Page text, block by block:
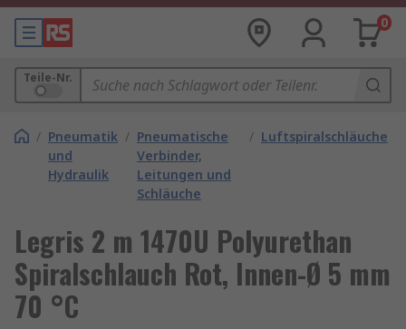
0
Teile-Nr.
/ Pneumatik
und
Hydraulik
/ Pneumatische
Verbinder,
Leitungen und
Schläuche
/ Luftspiralschläuche
Legris 2 m 1470U Polyurethan
Spiralschlauch Rot, Innen-Ø 5 mm
70 °C